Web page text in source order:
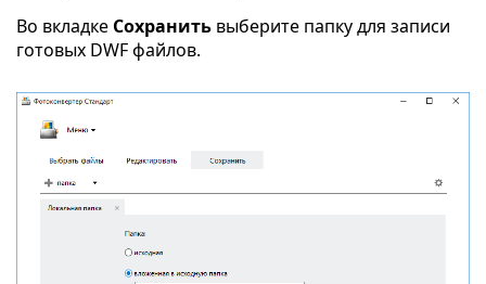
Во вкладке Сохранить выберите папку для записи
готовых DWF файлов.